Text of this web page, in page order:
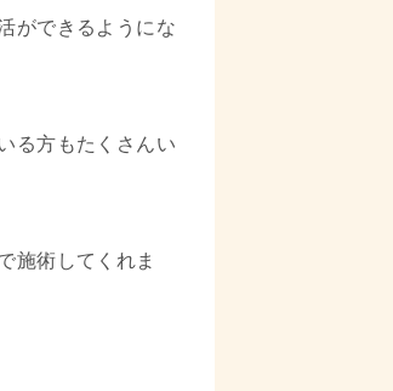
ができるようにな
る方もたくさんい
施術してくれま